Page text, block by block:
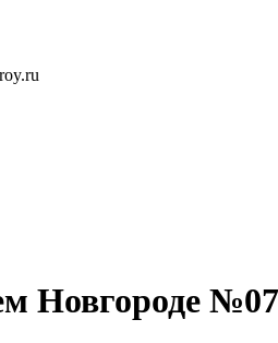
Новгороде